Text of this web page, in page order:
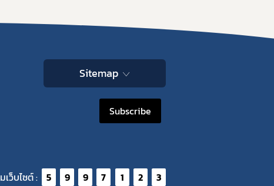
Sitemap
Subscribe
เว็บไซต์ : 5 9 9 7 1 2 3